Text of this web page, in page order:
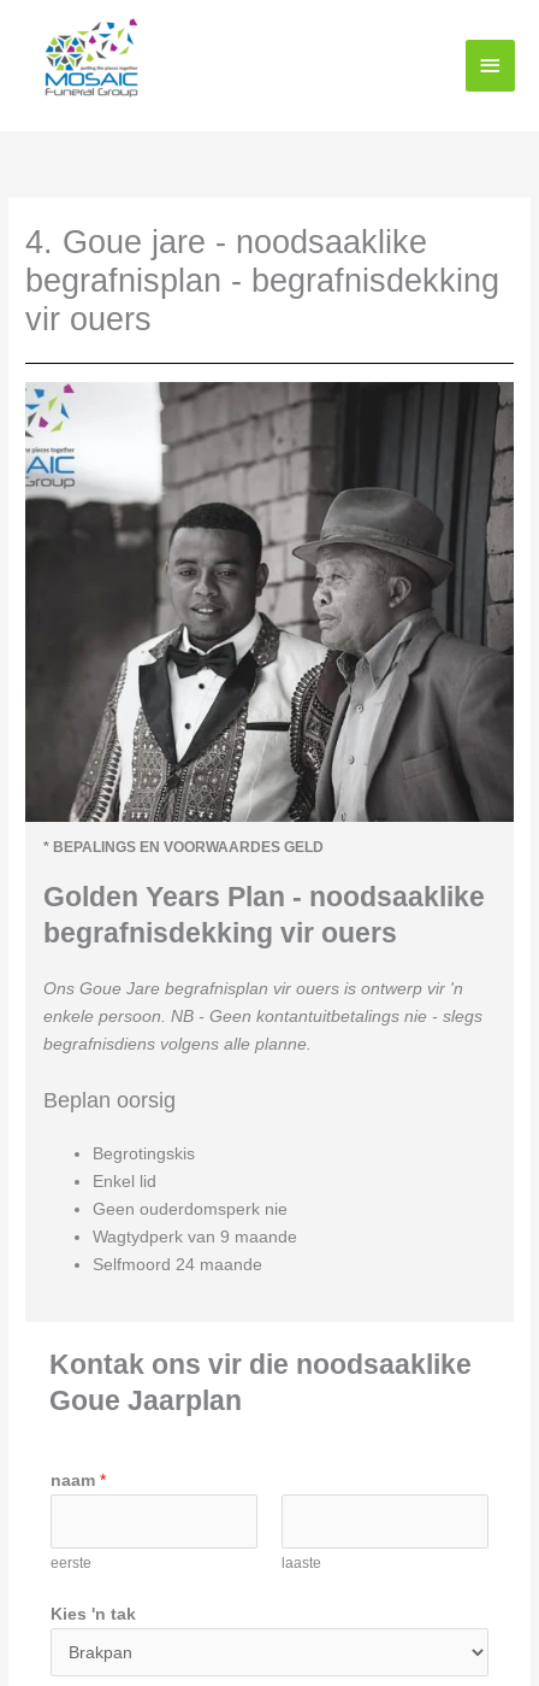
inhoud
Hoof
4. Goue jare - noodsaaklike
begrafnisplan - begrafnisdekking
vir ouers
* BEPALINGS EN VOORWAARDES GELD
Golden Years Plan - noodsaaklike
begrafnisdekking vir ouers
Ons Goue Jare begrafnisplan vir ouers is ontwerp vir 'n
enkele persoon. NB - Geen kontantuitbetalings nie - slegs
begrafnisdiens volgens alle planne.
Beplan oorsig
Begrotingskis
Enkel lid
Geen ouderdomsperk nie
Wagtydperk van 9 maande
Selfmoord 24 maande
Kontak ons vir die noodsaaklike
Goue Jaarplan
naam*
eerste laaste
Kies 'n tak